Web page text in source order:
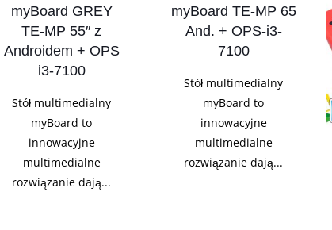
myBoard GREY
TE-MP 55″ z
Androidem + OPS
i3-7100
Stół multimedialny
myBoard to
innowacyjne
multimedialne
rozwiązanie dają...
myBoard TE-MP 65
And. + OPS-i3-
7100
Stół multimedialny
myBoard to
innowacyjne
multimedialne
rozwiązanie dają...